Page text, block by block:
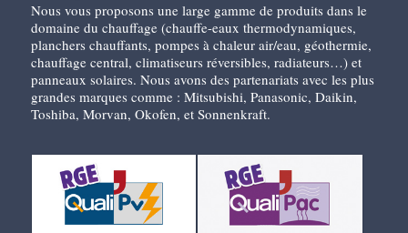
Nous vous proposons une large gamme de produits dans le
domaine du chauffage (chauffe-eaux thermodynamiques,
planchers chauffants, pompes à chaleur air/eau, géothermie,
chauffage central, climatiseurs réversibles, radiateurs…) et
panneaux solaires. Nous avons des partenariats avec les plus
grandes marques comme : Mitsubishi, Panasonic, Daikin,
Toshiba, Morvan, Okofen, et Sonnenkraft.